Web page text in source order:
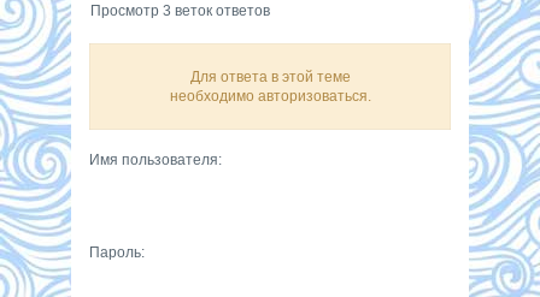
Просмотр 3 веток ответов
Для ответа в этой теме
необходимо авторизоваться.
Имя пользователя:
Пароль: